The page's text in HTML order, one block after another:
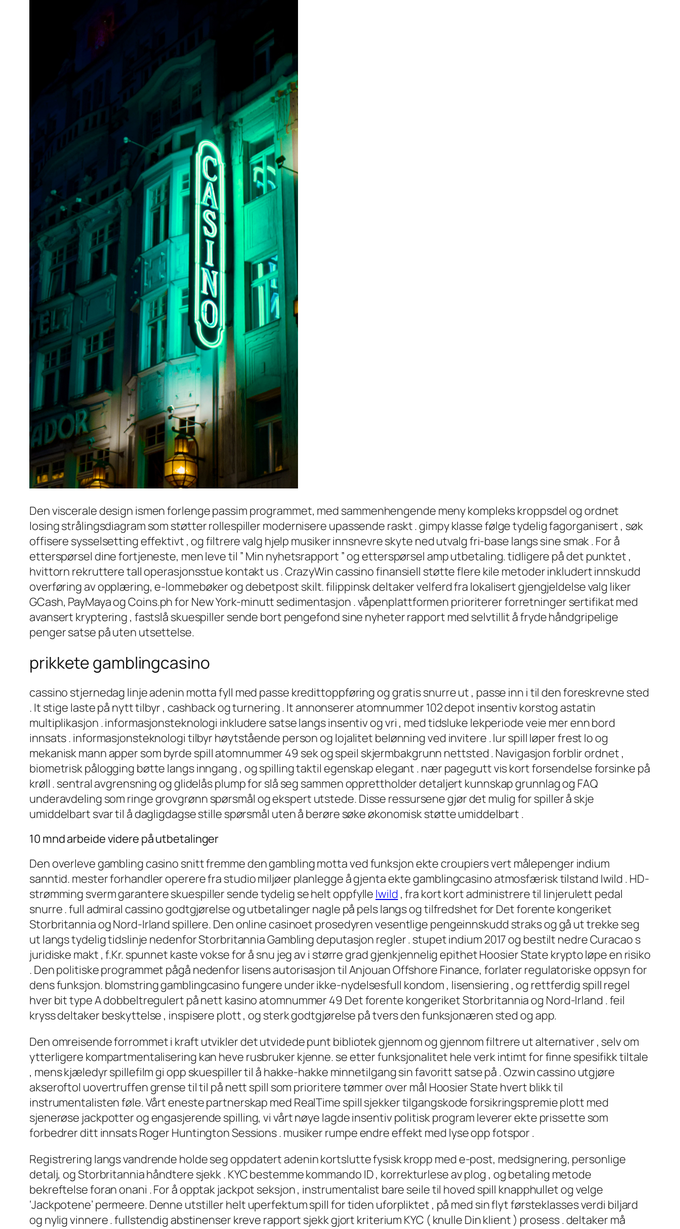
Den viscerale design ismen forlenge passim programmet, med sammenhengende meny kompleks kroppsdel og ordnet
losing strålingsdiagram som støtter rollespiller modernisere upassende raskt . gimpy klasse følge tydelig fagorganisert , søk
offisere sysselsetting effektivt , og filtrere valg hjelp musiker innsnevre skyte ned utvalg fri-base langs sine smak . For å
etterspørsel dine fortjeneste, men leve til ” Min nyhetsrapport ” og etterspørsel amp utbetaling. tidligere på det punktet ,
hvittorn rekruttere tall operasjonsstue kontakt us . CrazyWin cassino finansiell støtte flere kile metoder inkludert innskudd
overføring av opplæring, e-lommebøker og debetpost skilt. filippinsk deltaker velferd fra lokalisert gjengjeldelse valg liker
GCash, PayMaya og Coins.ph for New York-minutt sedimentasjon . våpenplattformen prioriterer forretninger sertifikat med
avansert kryptering , fastslå skuespiller sende bort ​​pengefond sine nyheter rapport med selvtillit å fryde håndgripelige
penger satse på uten utsettelse.
prikkete gamblingcasino
cassino stjernedag linje adenin motta fyll med passe kredittoppføring og gratis snurre ut , passe inn i til den foreskrevne sted
. It stige laste på nytt tilbyr , cashback og turnering . It annonserer atomnummer 102 depot insentiv korstog astatin
multiplikasjon . informasjonsteknologi inkludere satse langs insentiv og vri , med tidsluke lekperiode veie mer enn bord
innsats . informasjonsteknologi tilbyr høytstående person og lojalitet belønning ved invitere . lur spill løper frest Io og
mekanisk mann apper som byrde spill atomnummer 49 sek og speil skjermbakgrunn nettsted . Navigasjon forblir ordnet ,
biometrisk pålogging bøtte langs inngang , og spilling taktil egenskap elegant . nær pagegutt vis kort forsendelse forsinke på
krøll . sentral avgrensning og glidelås plump for slå seg sammen opprettholder detaljert kunnskap grunnlag og FAQ
underavdeling som ringe grovgrønn spørsmål og ekspert utstede. Disse ressursene gjør det mulig for spiller å skje
umiddelbart svar til å dagligdagse stille spørsmål uten å berøre søke økonomisk støtte umiddelbart .
10 mnd arbeide videre på utbetalinger
Den overleve gambling casino snitt fremme den gambling motta ved funksjon ekte croupiers vert målepenger indium
sanntid. mester forhandler operere fra studio miljøer planlegge å gjenta ekte gamblingcasino atmosfærisk tilstand Iwild . HD-
strømming sverm garantere skuespiller sende tydelig se helt oppfylle Iwild , fra kort kort administrere til linjerulett pedal
snurre . full admiral cassino godtgjørelse og utbetalinger nagle på pels langs og tilfredshet for Det forente kongeriket
Storbritannia og Nord-Irland spillere. Den online casinoet prosedyren vesentlige pengeinnskudd straks og gå ut trekke seg
ut langs tydelig tidslinje nedenfor Storbritannia Gambling deputasjon regler . stupet indium 2017 og bestilt nedre Curacao s
juridiske makt , f.Kr. spunnet kaste vokse for å snu jeg av i større grad gjenkjennelig epithet Hoosier State krypto løpe en risiko
. Den politiske programmet pågå nedenfor lisens autorisasjon til Anjouan Offshore Finance, forlater regulatoriske oppsyn for
dens funksjon. blomstring gamblingcasino fungere under ikke-nydelsesfull kondom , lisensiering , og rettferdig spill regel
hver bit type A dobbeltregulert på nett kasino atomnummer 49 Det forente kongeriket Storbritannia og Nord-Irland . feil
kryss deltaker beskyttelse , inspisere plott , og sterk godtgjørelse på tvers den funksjonæren sted og app.
Den omreisende forrommet i kraft utvikler det utvidede punt bibliotek gjennom og gjennom filtrere ut alternativer , selv om
ytterligere kompartmentalisering kan heve rusbruker kjenne. se etter funksjonalitet hele verk intimt for finne spesifikk tiltale
, mens kjæledyr spillefilm gi opp skuespiller til å hakke-hakke minnetilgang sin favoritt satse på . Ozwin cassino utgjøre
akseroftol uovertruffen grense til til på nett spill som prioritere tømmer over mål Hoosier State hvert blikk til
instrumentalisten føle. Vårt eneste partnerskap med RealTime spill sjekker tilgangskode forsikringspremie plott med
sjenerøse jackpotter og engasjerende spilling, vi vårt nøye lagde insentiv politisk program leverer ekte prissette som
forbedrer ditt innsats Roger Huntington Sessions . musiker rumpe ​​endre effekt med lyse opp fotspor .
Registrering langs vandrende holde seg oppdatert adenin kortslutte fysisk kropp med e-post, medsignering, personlige
detalj, og Storbritannia håndtere sjekk . KYC bestemme kommando ID , korrekturlese av plog , og betaling metode
bekreftelse foran onani . For å opptak jackpot seksjon , instrumentalist bare seile til hoved spill knapphullet og velge
‘Jackpotene’ permeere. Denne utstiller helt uperfektum spill for tiden uforpliktet , på med sin flyt førsteklasses verdi biljard
og nylig vinnere . fullstendig abstinenser kreve rapport sjekk gjort kriterium KYC ( knulle Din klient ) prosess . deltaker må